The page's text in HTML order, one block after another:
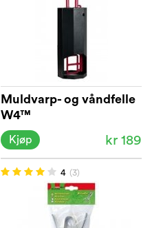
Muldvarp- og våndfelle
W4™
kr 189
Kjøp
4 (3)